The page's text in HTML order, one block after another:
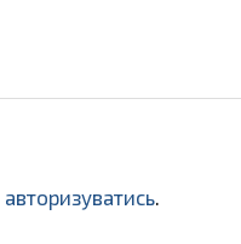
авторизуватись